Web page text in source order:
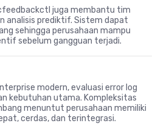
juga membantu tim
analisis prediktif. Sistem dapat
sehingga perusahaan mampu
sebelum gangguan terjadi.
modern, evaluasi error log
kebutuhan utama. Kompleksitas
menuntut perusahaan memiliki
cerdas, dan terintegrasi.